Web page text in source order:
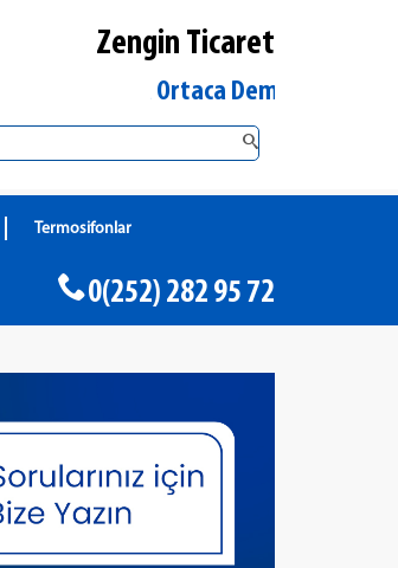
Zengin Ticaret
Muğla Ortaca DemirDöküm Yetkili
Termosifonlar
0(252) 282 95 72